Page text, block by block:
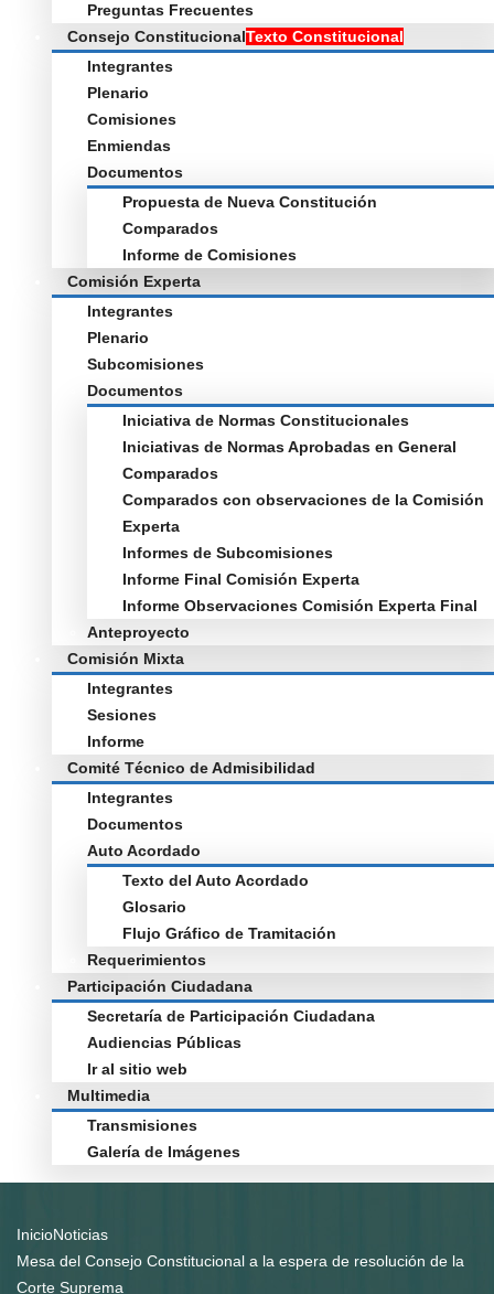
Preguntas Frecuentes
Consejo ConstitucionalTexto Constitucional
Integrantes
Plenario
Comisiones
Enmiendas
Documentos
Propuesta de Nueva Constitución
Comparados
Informe de Comisiones
Comisión Experta
Integrantes
Plenario
Subcomisiones
Documentos
Iniciativa de Normas Constitucionales
Iniciativas de Normas Aprobadas en General
Comparados
Comparados con observaciones de la Comisión
Experta
Informes de Subcomisiones
Informe Final Comisión Experta
Informe Observaciones Comisión Experta Final
Anteproyecto
Comisión Mixta
Integrantes
Sesiones
Informe
Comité Técnico de Admisibilidad
Integrantes
Documentos
Auto Acordado
Texto del Auto Acordado
Glosario
Flujo Gráfico de Tramitación
Requerimientos
Participación Ciudadana
Secretaría de Participación Ciudadana
Audiencias Públicas
Ir al sitio web
Multimedia
Transmisiones
Galería de Imágenes
InicioNoticias
Mesa del Consejo Constitucional a la espera de resolución de la
Corte Suprema